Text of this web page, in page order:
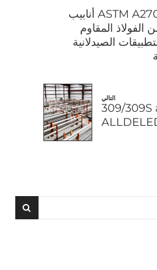
ASTM A270 304L أنابيب
المقاوم
الصيدلانية
التالي
309/309S